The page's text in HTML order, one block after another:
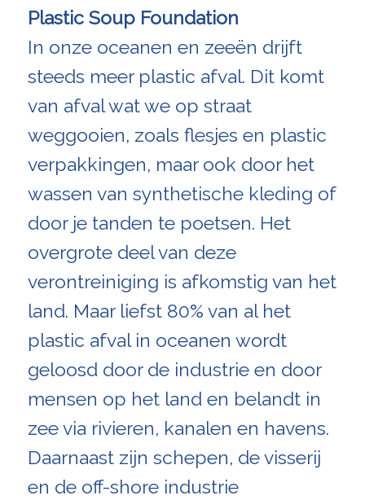
Plastic Soup Foundation
In onze oceanen en zeeën drijft
steeds meer plastic afval. Dit komt
van afval wat we op straat
weggooien, zoals flesjes en plastic
verpakkingen, maar ook door het
wassen van synthetische kleding of
door je tanden te poetsen. Het
overgrote deel van deze
verontreiniging is afkomstig van het
land. Maar liefst 80% van al het
plastic afval in oceanen wordt
geloosd door de industrie en door
mensen op het land en belandt in
zee via rivieren, kanalen en havens.
Daarnaast zijn schepen, de visserij
en de off-shore industrie